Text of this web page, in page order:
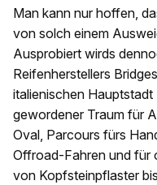
Man kann nur hoffen,
von solch einem
Ausprobiert wirds
Reifenherstellers
italienischen
gewordener Traum für
Oval, Parcours fürs
Offroad-Fahren und für
von Kopfsteinpflaster